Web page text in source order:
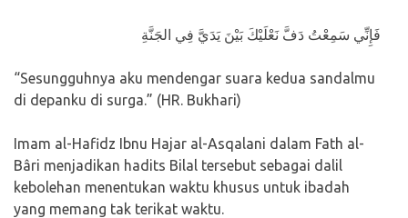
فَإِنِّي سَمِعْتُ دَفَّ نَعْلَيْكَ بَيْنَ يَدَيَّ فِي الجَنَّةِ
“Sesungguhnya aku mendengar suara kedua sandalmu
di depanku di surga.” (HR. Bukhari)
Imam al-Hafidz Ibnu Hajar al-Asqalani dalam Fath al-
Bâri menjadikan hadits Bilal tersebut sebagai dalil
kebolehan menentukan waktu khusus untuk ibadah
yang memang tak terikat waktu.